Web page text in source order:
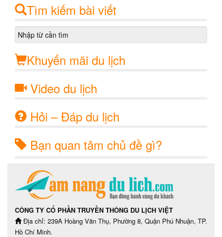
Tìm kiếm bài viết
Khuyến mãi du lịch
Video du lịch
Hỏi – Đáp du lịch
Bạn quan tâm chủ đề gì?
CÔNG TY CỔ PHẦN TRUYỀN THÔNG DU LỊCH VIỆT
Địa chỉ: 239A Hoàng Văn Thụ, Phường 8, Quận Phú Nhuận, TP.
Hồ Chí Minh.